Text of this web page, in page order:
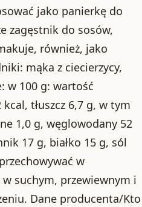
jako panierkę do
zagęstnik do sosów,
również, jako
mąka z ciecierzycy,
w 100 g: wartość
tłuszcz 6,7 g, w tym
1,0 g, węglowodany 52
17 g, białko 15 g, sól
w
suchym, przewiewnym i
Dane producenta/Kto